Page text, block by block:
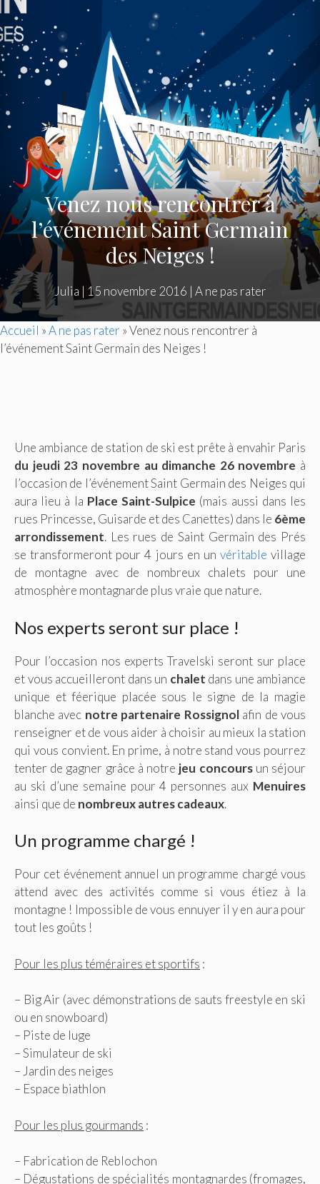
Venez nous rencontrer à
l’événement Saint Germain
des Neiges !
Julia | 15 novembre 2016 | A ne pas rater
Accueil »A ne pas rater »Venez nous rencontrer à
l’événement Saint Germain des Neiges !
Une ambiance de station de ski est prête à envahir Paris
du jeudi 23 novembre au dimanche 26 novembre à
l’occasion de l’événement Saint Germain des Neiges qui
aura lieu à la Place Saint-Sulpice (mais aussi dans les
rues Princesse, Guisarde et des Canettes) dans le 6ème
arrondissement. Les rues de Saint Germain des Prés
se transformeront pour 4 jours en un véritable village
de montagne avec de nombreux chalets pour une
atmosphère montagnarde plus vraie que nature.
Nos experts seront sur place !
Pour l’occasion nos experts Travelski seront sur place
et vous accueilleront dans un chalet dans une ambiance
unique et féerique placée sous le signe de la magie
blanche avec notre partenaire Rossignolafin de vous
renseigner et de vous aider à choisir au mieux la station
qui vous convient. En prime, à notre stand vous pourrez
tenter de gagner grâce à notre jeu concoursun séjour
au ski d’une semaine pour 4 personnes aux Menuires
ainsi que de nombreux autres cadeaux.
Un programme chargé !
Pour cet événement annuel un programme chargé vous
attend avec des activités comme si vous étiez à la
montagne ! Impossible de vous ennuyer il y en aura pour
tout les goûts !
Pour les plus téméraires et sportifs :
– Big Air (avec démonstrations de sauts freestyle en ski
ou en snowboard)
– Piste de luge
– Simulateur de ski
– Jardin des neiges
– Espace biathlon
Pour les plus gourmands :
– Fabrication de Reblochon
– Dégustations de spécialités montagnardes (fromages,